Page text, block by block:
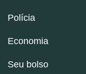
Polícia
Economia
Seu bolso